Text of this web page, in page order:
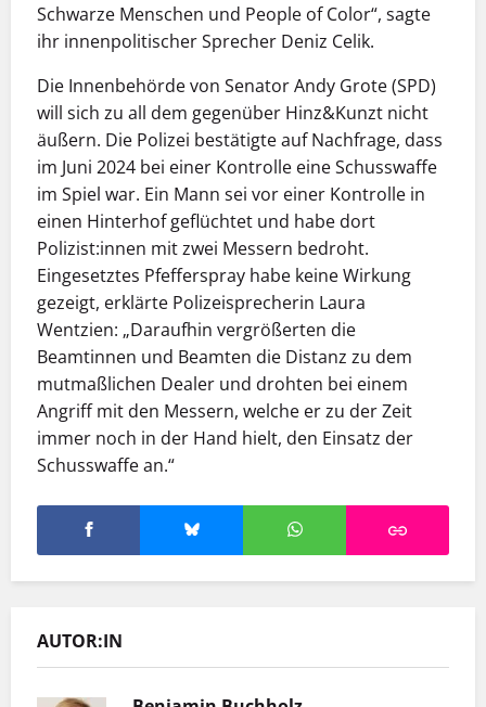
Schwarze Menschen und People of Color“, sagte
ihr innenpolitischer Sprecher Deniz Celik.
Die Innenbehörde von Senator Andy Grote (SPD)
will sich zu all dem gegenüber Hinz&Kunzt nicht
äußern. Die Polizei bestätigte auf Nachfrage, dass
im Juni 2024 bei einer Kontrolle eine Schusswaffe
im Spiel war. Ein Mann sei vor einer Kontrolle in
einen Hinterhof geflüchtet und habe dort
Polizist:innen mit zwei Messern bedroht.
Eingesetztes Pfefferspray habe keine Wirkung
gezeigt, erklärte Polizeisprecherin Laura
Wentzien: „Daraufhin vergrößerten die
Beamtinnen und Beamten die Distanz zu dem
mutmaßlichen Dealer und drohten bei einem
Angriff mit den Messern, welche er zu der Zeit
immer noch in der Hand hielt, den Einsatz der
Schusswaffe an.“
AUTOR:IN